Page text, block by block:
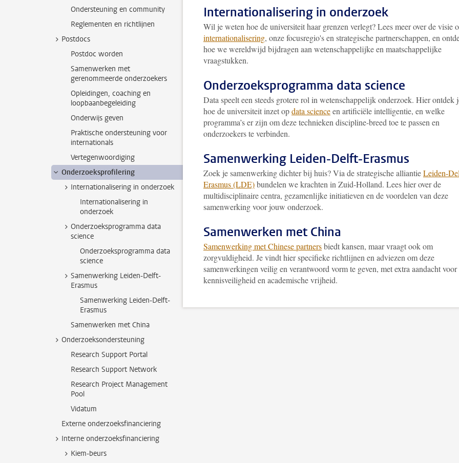
Ondersteuning en community
Reglementen en richtlijnen
Postdocs
Postdoc worden
Samenwerken met
gerenommeerde onderzoekers
Opleidingen, coaching en
loopbaanbegeleiding
Onderwijs geven
Praktische ondersteuning voor
internationals
Vertegenwoordiging
Onderzoeksprofilering
Internationalisering in onderzoek
Internationalisering in
onderzoek
Onderzoeksprogramma data
science
Onderzoeksprogramma data
science
Samenwerking Leiden-Delft-
Erasmus
Samenwerking Leiden-Delft-
Erasmus
Samenwerken met China
Onderzoeksondersteuning
Research Support Portal
Research Support Network
Research Project Management
Pool
Vidatum
Externe onderzoeksfinanciering
Interne onderzoeksfinanciering
Kiem-beurs
Internationalisering in onderzoek
Wil je weten hoe de universiteit haar grenzen verlegt? Lees meer over de visie
internationalisering, onze focusregio's en strategische partnerschappen, en
hoe we wereldwijd bijdragen aan wetenschappelijke en maatschappelijke
vraagstukken.
Onderzoeksprogramma data science
Data speelt een steeds grotere rol in wetenschappelijk onderzoek. Hier ontdek
hoe de universiteit inzet opdata scienceen artificiële intelligentie, en welke
programma’s er zijn om deze technieken discipline-breed toe te passen en
onderzoekers te verbinden.
Samenwerking Leiden-Delft-Erasmus
Zoek je samenwerking dichter bij huis? Via de strategische alliantieLeiden-
Erasmus (LDE)bundelen we krachten in Zuid-Holland. Lees hier over de
multidisciplinaire centra, gezamenlijke initiatieven en de voordelen van deze
samenwerking voor jouw onderzoek.
Samenwerken met China
Samenwerking met Chinese partnersbiedt kansen, maar vraagt ook om
zorgvuldigheid. Je vindt hier specifieke richtlijnen en adviezen om deze
samenwerkingen veilig en verantwoord vorm te geven, met extra aandacht voor
kennisveiligheid en academische vrijheid.